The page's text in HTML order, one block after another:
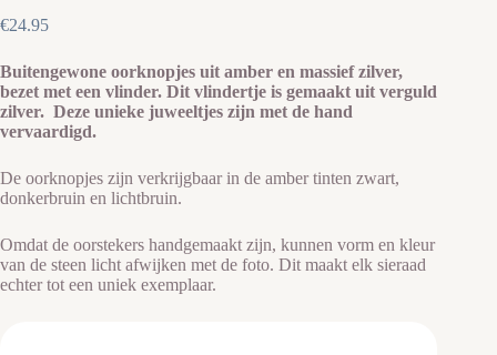
€24.95
Buitengewone oorknopjes uit amber en massief zilver,
bezet met een vlinder. Dit vlindertje is gemaakt uit verguld
zilver. Deze unieke juweeltjes zijn met de hand
vervaardigd.
De oorknopjes zijn verkrijgbaar in de amber tinten zwart,
donkerbruin en lichtbruin.
Omdat de oorstekers handgemaakt zijn, kunnen vorm en kleur
van de steen licht afwijken met de foto. Dit maakt elk sieraad
echter tot een uniek exemplaar.